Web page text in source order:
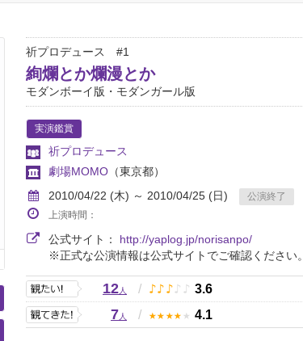
祈プロデュース #1
絢爛とか爛漫とか
モダンボーイ版・モダンガール版
実演鑑賞
祈プロデュース
劇場MOMO （東京都）
2010/04/22 (木) ～ 2010/04/25 (日)
公演終了
上演時間：
公式サイト： http://yaplog.jp/norisanpo/
※正式な公演情報は公式サイトでご確認ください。
12人 / ♪ ♪ ♪ ♪ ♪ 3.6
7人 / ★ ★ ★ ★ ★ 4.1